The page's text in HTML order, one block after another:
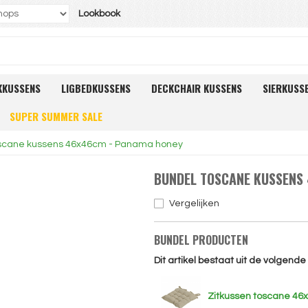
Lookbook
LIGBEDKUSSENS DECKCHAIR KUSSENS
SUPER SUMMER SALE
kussens 46x46cm - Panama honey
BUNDEL TOSCANE
Vergelijken
BUNDEL PRODUCTEN
Dit artikel bestaat uit de
Zitkussen toscane